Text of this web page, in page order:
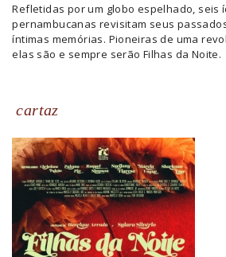
Refletidas por um globo espelhado, seis
pernambucanas revisitam seus
íntimas memórias. Pioneiras de uma
elas são e sempre serão Filhas da Noite.
cartaz